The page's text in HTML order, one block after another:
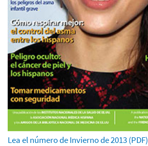
Lea el número de Invierno de 2013 (PDF)